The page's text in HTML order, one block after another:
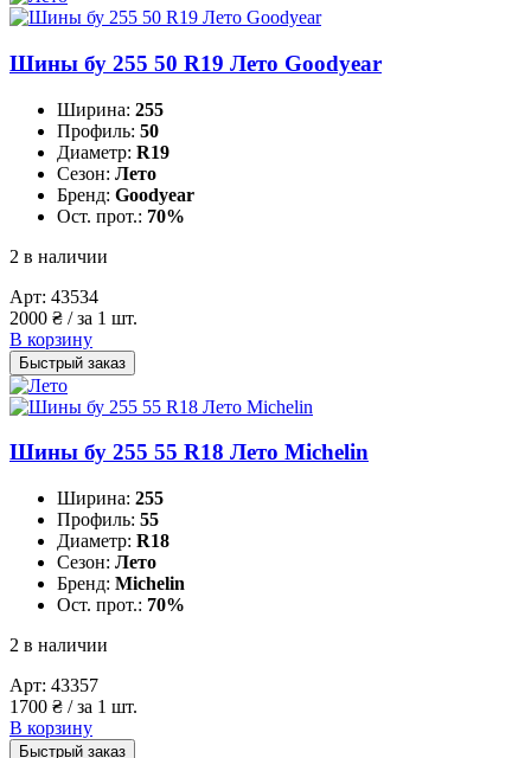
Шины бу 255 50 R19 Лето Goodyear
Ширина: 255
Профиль: 50
Диаметр: R19
Сезон: Лето
Бренд: Goodyear
Ост. прот.: 70%
2 в наличии
Арт: 43534
2000 ₴ / за 1 шт.
В корзину
Быстрый заказ
Шины бу 255 55 R18 Лето Michelin
Ширина: 255
Профиль: 55
Диаметр: R18
Сезон: Лето
Бренд: Michelin
Ост. прот.: 70%
2 в наличии
Арт: 43357
1700 ₴ / за 1 шт.
В корзину
Быстрый заказ